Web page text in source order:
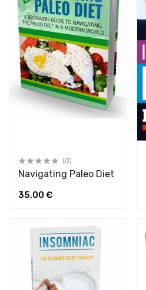
(0)
Navigating Paleo Diet
35,00 €